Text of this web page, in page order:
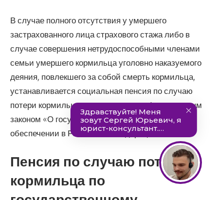
В случае полного отсутствия у умершего
застрахованного лица страхового стажа либо в
случае совершения нетрудоспособными членами
семьи умершего кормильца уголовно наказуемого
деяния, повлекшего за собой смерть кормильца,
устанавливается социальная пенсия по случаю
потери кормильца в соответствии с Федеральным
законом «О государственном пенсионном
обеспечении в Российской Федерации».
Пенсия по случаю потери
кормильца по